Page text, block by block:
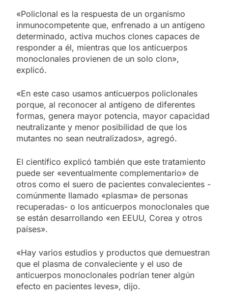
«Policlonal es la respuesta de un organismo
inmunocompetente que, enfrenado a un antígeno
determinado, activa muchos clones capaces de
responder a él, mientras que los anticuerpos
monoclonales provienen de un solo clon»,
explicó.
«En este caso usamos anticuerpos policlonales
porque, al reconocer al antígeno de diferentes
formas, genera mayor potencia, mayor capacidad
neutralizante y menor posibilidad de que los
mutantes no sean neutralizados», agregó.
El científico explicó también que este tratamiento
puede ser «eventualmente complementario» de
otros como el suero de pacientes convalecientes -
comúnmente llamado «plasma» de personas
recuperadas- o los anticuerpos monoclonales que
se están desarrollando «en EEUU, Corea y otros
países».
«Hay varios estudios y productos que demuestran
que el plasma de convaleciente y el uso de
anticuerpos monoclonales podrían tener algún
efecto en pacientes leves», dijo.